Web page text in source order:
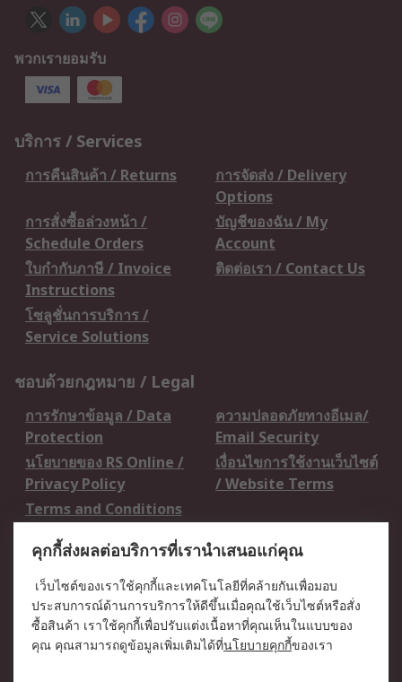
พวกเรายอมรับ
บริการ / Services
การคืนสินค้า / Returns
การจัดส่ง / Delivery
Options
การสั่งซื้อล่วงหน้า /
Schedule Orders
บัญชีของฉัน / My
Account
ใบกำกับภาษี / Invoice
Instructions
ติดต่อเรา / Contact Us
โซลูชั่นการบริการ /
Service Solutions
ชอบด้วยกฎหมาย / Legal
การรักษาข้อมูล / Data
Protection
ความปลอดภัยทางอีเมล/
Email Security
นโยบายของ RS Online /
Privacy Policy
เงื่อนไขการใช้งานเว็บไซต์
/ Website Terms
Terms and Conditions
เกี่ยวกับ RS / About RS
RS ทั่วโลก / RS
Worldwide
ข่าวประชาสัมพันธ์ / Press
Centre
บริษัทในเครือ RS /
วิธีการชำระเงิน /
คุกกี้ส่งผลต่อบริการที่เรานำเสนอแก่คุณ
เว็บไซต์ของเราใช้คุกกี้และเทคโนโลยีที่คล้ายกันเพื่อมอบ
ประสบการณ์ด้านการบริการให้ดีขึ้นเมื่อคุณใช้เว็บไซต์หรือสั่ง
ซื้อสินค้า เราใช้คุกกี้เพื่อปรับแต่งเนื้อหาที่คุณเห็นในแบบของ
คุณ คุณสามารถดูข้อมูลเพิ่มเติมได้ที่นโยบายคุกกี้ของเรา